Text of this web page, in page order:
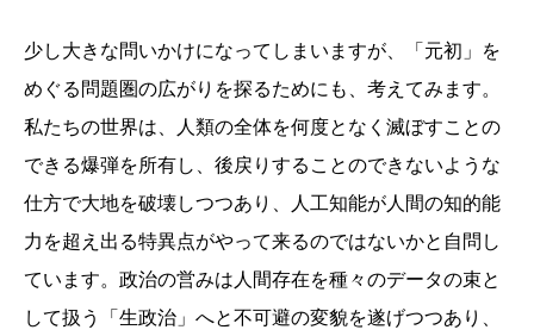
少し大きな問いかけになってしまいますが、「元初」を
めぐる問題圏の広がりを探るためにも、考えてみます。
私たちの世界は、人類の全体を何度となく滅ぼすことの
できる爆弾を所有し、後戻りすることのできないような
仕方で大地を破壊しつつあり、人工知能が人間の知的能
力を超え出る特異点がやって来るのではないかと自問し
ています。政治の営みは人間存在を種々のデータの束と
して扱う「生政治」へと不可避の変貌を遂げつつあり、